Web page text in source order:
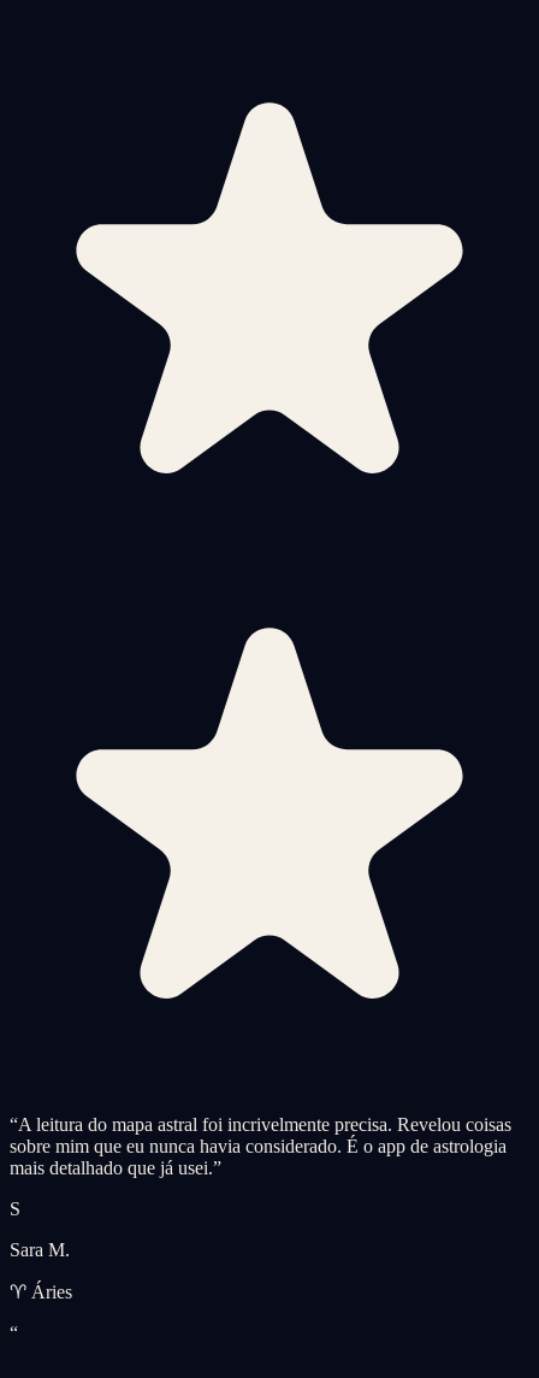
“A leitura do mapa astral foi incrivelmente precisa. Revelou coisas
sobre mim que eu nunca havia considerado. É o app de astrologia
mais detalhado que já usei.”
S
Sara M.
♈ Áries
“